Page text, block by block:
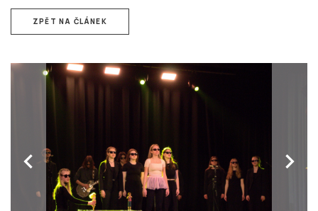
ZPĚT NA ČLÁNEK
chevron_left chevron_right